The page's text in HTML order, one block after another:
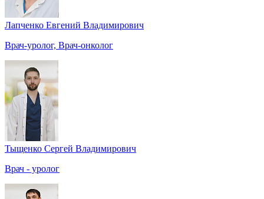
Лапченко Евгений Владимирович
Врач-уролог, Врач-онколог
Тыщенко Сергей Владимирович
Врач - уролог